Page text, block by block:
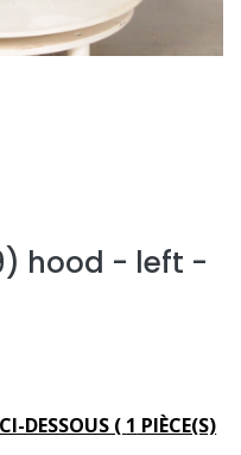
hood - left -
DESSOUS ( 1 PIÈCE(S)